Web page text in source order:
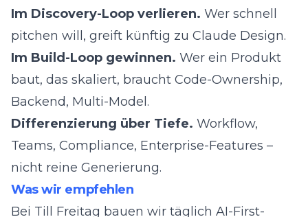
Im Discovery-Loop verlieren. Wer schnell
pitchen will, greift künftig zu Claude Design.
Im Build-Loop gewinnen. Wer ein Produkt
baut, das skaliert, braucht Code-Ownership,
Backend, Multi-Model.
Differenzierung über Tiefe. Workflow,
Teams, Compliance, Enterprise-Features –
nicht reine Generierung.
Was wir empfehlen
Bei Till Freitag bauen wir täglich AI-First-